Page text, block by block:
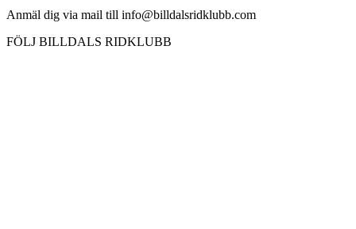
Anmäl dig via mail till info@billdalsridklubb.com
FÖLJ BILLDALS RIDKLUBB